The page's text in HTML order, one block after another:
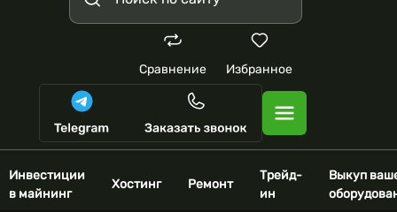
Сравнение Избранное
Инвестиции
в майнинг
Хостинг Ремонт
Трейд-
ин
Выкуп